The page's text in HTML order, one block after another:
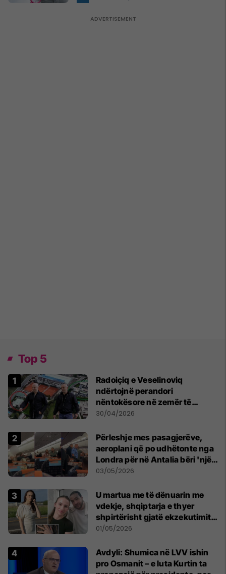
Top 5
Radoiçiq e Veselinoviq
ndërtojnë perandori
nëntokësore në zemër të
Beogradit, nën vilat e tyre
30/04/2026
Përleshje mes pasagjerëve,
aeroplani që po udhëtonte nga
Londra për në Antalia bëri 'një
ulje emergjente' në Prishtinë
03/05/2026
U martua me të dënuarin me
vdekje, shqiptarja e thyer
shpirtërisht gjatë ekzekutimit
të Broadnax
01/05/2026
Avdyli: Shumica në LVV ishin
pro Osmanit – e luta Kurtin ta